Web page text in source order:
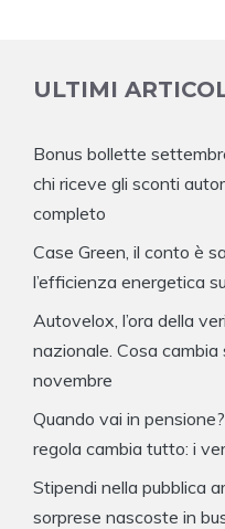
ULTIMI
Bonus bollette
chi riceve gli sconti
completo
Case Green, il conto è
l’efficienza energetica
Autovelox, l’ora della
nazionale. Cosa
novembre
Quando vai in
regola cambia tutto: i
Stipendi nella pubblica
sorprese nascoste in